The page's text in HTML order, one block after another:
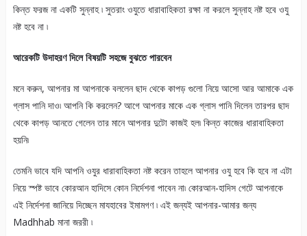
কিন্ত ফরজ না একটি সুন্নাহ ৷ সুতরাং ওযুতে ধারাবাহিকতা রক্ষা না করলে সুন্নাহ নষ্ট হবে ওযু
নষ্ট হবে না ৷
আরেকটি উদাহরণ দিলে বিষয়টি সহজে বুঝতে পারবেন
মনে করুন, আপনার মা আপনাকে বললেন ছাদ থেকে কাপড় গুলো নিয়ে আসো আর আমাকে এক
গ্লাস পানি দাও৷ আপনি কি করলেন? আগে আপনার মাকে এক গ্লাস পানি দিলেন তারপর ছাদ
থেকে কাপড় আনতে গেলেন তার মানে আপনার দুটো কাজই হল৷ কিন্ত কাজের ধারাবাহিকতা
হয়নি৷
তেমনি ভাবে যদি আপনি ওযুর ধারাবাহিকতা নষ্ট করেন তাহলে আপনার ওযু হবে কি হবে না এটা
নিয়ে স্পষ্ট ভাবে কোরআন হাদিসে কোন নির্দেশনা পাবেন না৷ কোরআন-হাদিস গেটে আপনাকে
এই নির্দেশনা জানিয়ে দিচ্ছেন মাযহাবের ইমামগণ ৷ এই জন্যই আপনার-আমার জন্য
Madhhab মানা জররী ৷